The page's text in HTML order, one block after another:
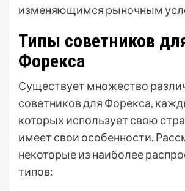
изменяющимся рыночным
Типы советников
Форекса
Существует множество
советников для Форекса,
которых использует свою
имеет свои особенности.
некоторые из наиболее
типов: